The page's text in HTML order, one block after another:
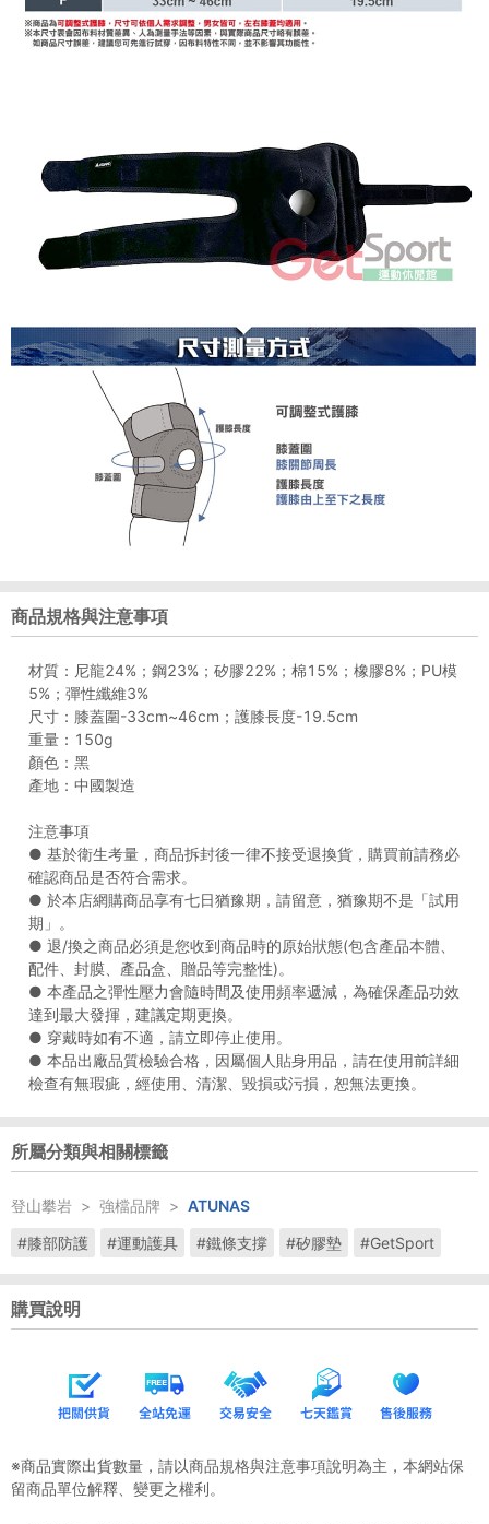
商品規格與注意事項
材質：尼龍24%；鋼23%；矽膠22%；棉15%；橡膠8%；PU模
5%；彈性纖維3%
尺寸：膝蓋圍-33cm~46cm；護膝長度-19.5cm
重量：150g
顏色：黑
產地：中國製造
注意事項
● 基於衛生考量，商品拆封後一律不接受退換貨，購買前請務必
確認商品是否符合需求。
● 於本店網購商品享有七日猶豫期，請留意，猶豫期不是「試用
期」。
● 退/換之商品必須是您收到商品時的原始狀態(包含產品本體、
配件、封膜、產品盒、贈品等完整性)。
● 本產品之彈性壓力會隨時間及使用頻率遞減，為確保產品功效
達到最大發揮，建議定期更換。
● 穿戴時如有不適，請立即停止使用。
● 本品出廠品質檢驗合格，因屬個人貼身用品，請在使用前詳細
檢查有無瑕疵，經使用、清潔、毀損或污損，恕無法更換。
所屬分類與相關標籤
登山攀岩 > 強檔品牌 > ATUNAS
#膝部防護
#運動護具 #鐵條支撐 #矽膠墊 #GetSport
購買說明
※商品實際出貨數量，請以商品規格與注意事項說明為主，本網站保
留商品單位解釋、變更之權利。